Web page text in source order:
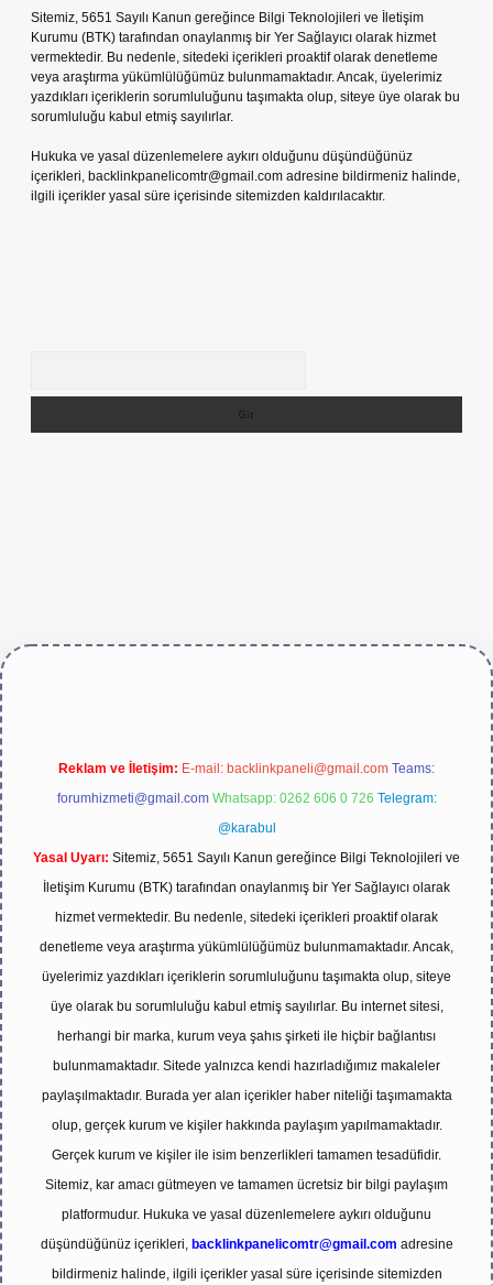
Sitemiz, 5651 Sayılı Kanun gereğince Bilgi Teknolojileri ve İletişim
Kurumu (BTK) tarafından onaylanmış bir Yer Sağlayıcı olarak hizmet
vermektedir. Bu nedenle, sitedeki içerikleri proaktif olarak denetleme
veya araştırma yükümlülüğümüz bulunmamaktadır. Ancak, üyelerimiz
yazdıkları içeriklerin sorumluluğunu taşımakta olup, siteye üye olarak bu
sorumluluğu kabul etmiş sayılırlar.
Hukuka ve yasal düzenlemelere aykırı olduğunu düşündüğünüz
içerikleri, backlinkpanelicomtr@gmail.com adresine bildirmeniz halinde,
ilgili içerikler yasal süre içerisinde sitemizden kaldırılacaktır.
betexper.live/
Reklam ve İletişim: E-mail: backlinkpaneli@gmail.com Teams:
forumhizmeti@gmail.com Whatsapp: 0262 606 0 726 Telegram:
@karabul
Yasal Uyarı: Sitemiz, 5651 Sayılı Kanun gereğince Bilgi Teknolojileri ve
İletişim Kurumu (BTK) tarafından onaylanmış bir Yer Sağlayıcı olarak
hizmet vermektedir. Bu nedenle, sitedeki içerikleri proaktif olarak
denetleme veya araştırma yükümlülüğümüz bulunmamaktadır. Ancak,
üyelerimiz yazdıkları içeriklerin sorumluluğunu taşımakta olup, siteye
üye olarak bu sorumluluğu kabul etmiş sayılırlar. Bu internet sitesi,
herhangi bir marka, kurum veya şahıs şirketi ile hiçbir bağlantısı
bulunmamaktadır. Sitede yalnızca kendi hazırladığımız makaleler
paylaşılmaktadır. Burada yer alan içerikler haber niteliği taşımamakta
olup, gerçek kurum ve kişiler hakkında paylaşım yapılmamaktadır.
Gerçek kurum ve kişiler ile isim benzerlikleri tamamen tesadüfidir.
Sitemiz, kar amacı gütmeyen ve tamamen ücretsiz bir bilgi paylaşım
platformudur. Hukuka ve yasal düzenlemelere aykırı olduğunu
düşündüğünüz içerikleri, backlinkpanelicomtr@gmail.com adresine
bildirmeniz halinde, ilgili içerikler yasal süre içerisinde sitemizden